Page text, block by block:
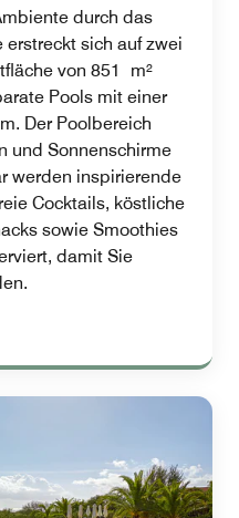
durch das
erstreckt sich auf zwei
von 851 m²
Pools mit einer
Der Poolbereich
und Sonnenschirme
werden inspirierende
Cocktails, köstliche
sowie Smoothies
damit Sie